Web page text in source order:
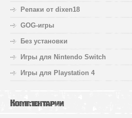
Репаки от dixen18
GOG-игры
Без установки
Игры для Nintendo Switch
Игры для Playstation 4
Комментарии